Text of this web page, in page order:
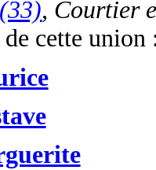
, Courtier
de cette union